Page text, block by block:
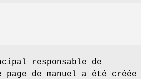
responsable de
de manuel a été créée